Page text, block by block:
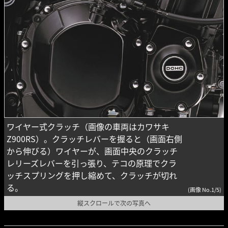
ワイヤー式クラッチ（画像の車両はカワサキ
Z900RS）。クラッチレバーを握ると（画面右側
から伸びる）ワイヤーが、画面中央のクラッチ
レリーズレバーを引っ張り、テコの原理でクラ
ッチスプリングを押し縮めて、クラッチが切れ
る。
(画像 No.1/5)
縦スクロールで次の写真へ